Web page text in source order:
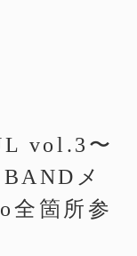
vol.3〜
メ
全箇所参